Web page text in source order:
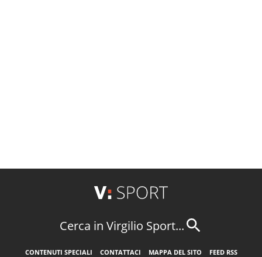
Cerca in Virgilio Sport...
CONTENUTI SPECIALI CONTATTACI MAPPA DEL SITO FEED RSS